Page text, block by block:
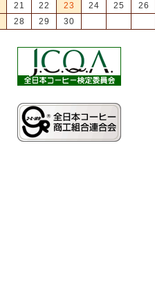
21 22 23 24 25
26
28 29 30